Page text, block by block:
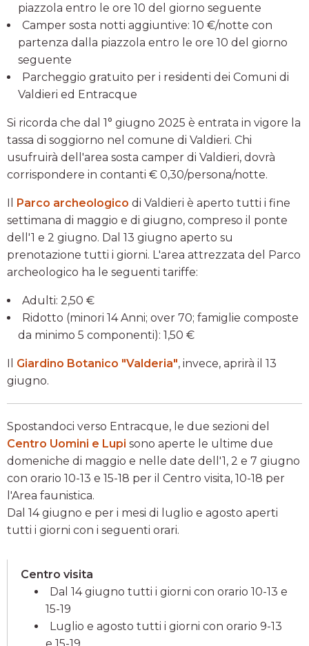
piazzola entro le ore 10 del giorno seguente
Camper sosta notti aggiuntive: 10 €/notte con
partenza dalla piazzola entro le ore 10 del giorno
seguente
Parcheggio gratuito per i residenti dei Comuni di
Valdieri ed Entracque
Si ricorda che dal 1° giugno 2025 è entrata in vigore la
tassa di soggiorno nel comune di Valdieri. Chi
usufruirà dell'area sosta camper di Valdieri, dovrà
corrispondere in contanti € 0,30/persona/notte.
Il Parco archeologico di Valdieri è aperto tutti i fine
settimana di maggio e di giugno, compreso il ponte
dell'1 e 2 giugno. Dal 13 giugno aperto su
prenotazione tutti i giorni. L'area attrezzata del Parco
archeologico ha le seguenti tariffe:
Adulti: 2,50 €
Ridotto (minori 14 Anni; over 70; famiglie composte
da minimo 5 componenti): 1,50 €
Il Giardino Botanico "Valderia", invece, aprirà il 13
giugno.
Spostandoci verso Entracque, le due sezioni del
Centro Uomini e Lupi sono aperte le ultime due
domeniche di maggio e nelle date dell'1, 2 e 7 giugno
con orario 10-13 e 15-18 per il Centro visita, 10-18 per
l'Area faunistica.
Dal 14 giugno e per i mesi di luglio e agosto aperti
tutti i giorni con i seguenti orari.
Centro visita
Dal 14 giugno tutti i giorni con orario 10-13 e
15-19
Luglio e agosto tutti i giorni con orario 9-13